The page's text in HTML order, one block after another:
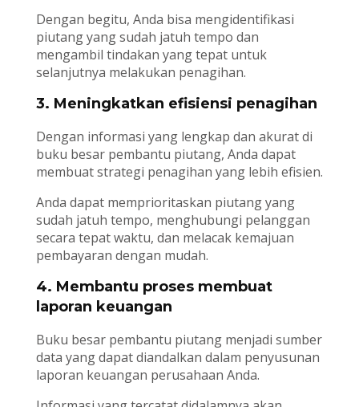
Dengan begitu, Anda bisa mengidentifikasi
piutang yang sudah jatuh tempo dan
mengambil tindakan yang tepat untuk
selanjutnya melakukan penagihan.
3. Meningkatkan efisiensi penagihan
Dengan informasi yang lengkap dan akurat di
buku besar pembantu piutang, Anda dapat
membuat strategi penagihan yang lebih efisien.
Anda dapat memprioritaskan piutang yang
sudah jatuh tempo, menghubungi pelanggan
secara tepat waktu, dan melacak kemajuan
pembayaran dengan mudah.
4. Membantu proses membuat
laporan keuangan
Buku besar pembantu piutang menjadi sumber
data yang dapat diandalkan dalam penyusunan
laporan keuangan perusahaan Anda.